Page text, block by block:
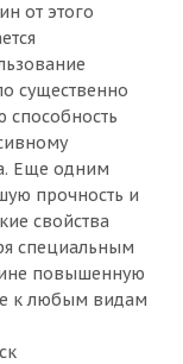
от этого
существенно
способность
Еще одним
прочность и
свойства
специальным
повышенную
к любым видам